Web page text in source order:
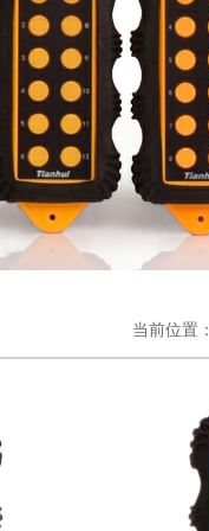
当前位置：